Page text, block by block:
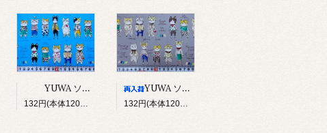
YUWA ソバカスキッズ Rough sketch（ブルー） YUWA ソバカスキッズ Rough sketch（グレー）